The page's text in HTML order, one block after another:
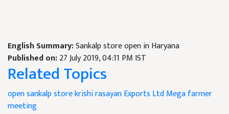
English Summary:Sankalp store open in Haryana
Published on:27 July 2019, 04:11 PM IST
Related Topics
open sankalp storekrishi rasayan Exports LtdMega farmer
meeting